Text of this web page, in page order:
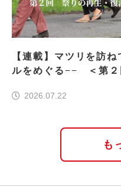
【連載】マツリを訪
ルをめぐる−− ＜第２
2026.07.22
も